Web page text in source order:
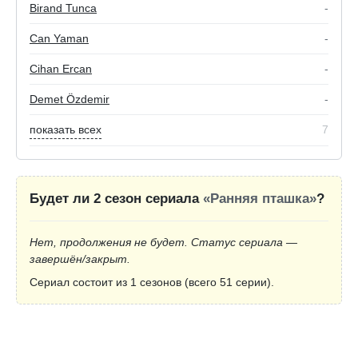
Birand Tunca -
Can Yaman -
Cihan Ercan -
Demet Özdemir -
показать всех 7
Будет ли 2 сезон сериала «Ранняя пташка»?
Нет, продолжения не будет. Статус сериала —
завершён/закрыт.
Сериал состоит из 1 сезонов (всего 51 серии).